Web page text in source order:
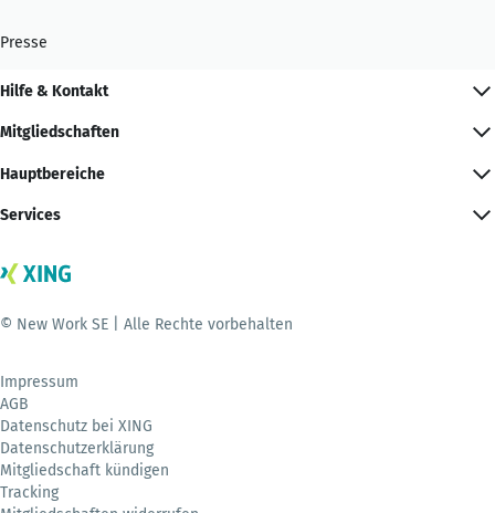
Presse
Hilfe & Kontakt
Mitgliedschaften
Hauptbereiche
Services
© New Work SE | Alle Rechte vorbehalten
Impressum
AGB
Datenschutz bei XING
Datenschutzerklärung
Mitgliedschaft kündigen
Tracking